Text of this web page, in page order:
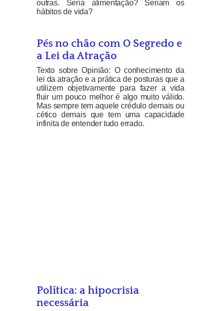
outras. Seria alimentação? Seriam os
hábitos de vida?
Pés no chão com O Segredo e
a Lei da Atração
Texto sobre Opinião: O conhecimento da
lei da atração e a prática de posturas que a
utilizem objetivamente para fazer a vida
fluir um pouco melhor é algo muito válido.
Mas sempre tem aquele crédulo demais ou
cético demais que tem uma capacidade
infinita de entender tudo errado.
Política: a hipocrisia
necessária